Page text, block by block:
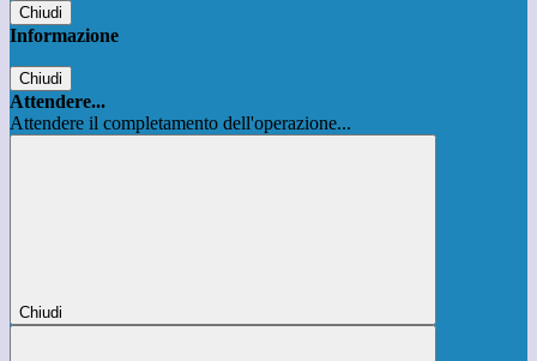
Chiudi
Informazione
Chiudi
Attendere...
Attendere il completamento dell'operazione...
Chiudi